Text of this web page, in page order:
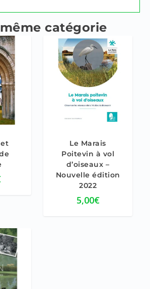
Le Marais
Poitevin à vol
d’oiseaux –
Nouvelle édition
2022
5,00€